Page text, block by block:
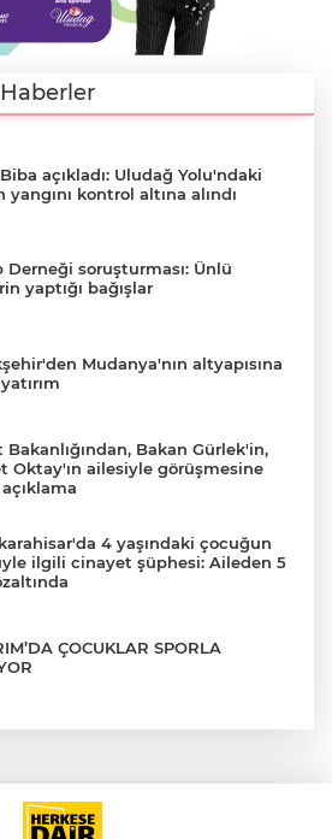
açıkladı: Uludağ Yolu'ndaki
yangını kontrol altına alındı
Derneği soruşturması: Ünlü
yaptığı bağışlar
Mudanya'nın altyapısına
Bakanlığından, Bakan Gürlek'in,
Oktay'ın ailesiyle görüşmesine
4 yaşındaki çocuğun
ilgili cinayet şüphesi: Aileden 5
ÇOCUKLAR SPORLA